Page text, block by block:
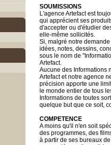
SOUMISSIONS
L'agence Artefact est
qui apprécient ses
d'accepter ou d'étudier
elle-même sollicités.
Si, malgré notre
idées, notes, dessins,
sous le nom de
Artefact.
Aucune des Informations
Artefact et notre agence
précision apporte une
le monde entier de tous
Informations de toutes
quelque but que ce soit,
COMPETENCE
A moins qu'il n'en soit
des programmes, des
à partir de ses bureaux